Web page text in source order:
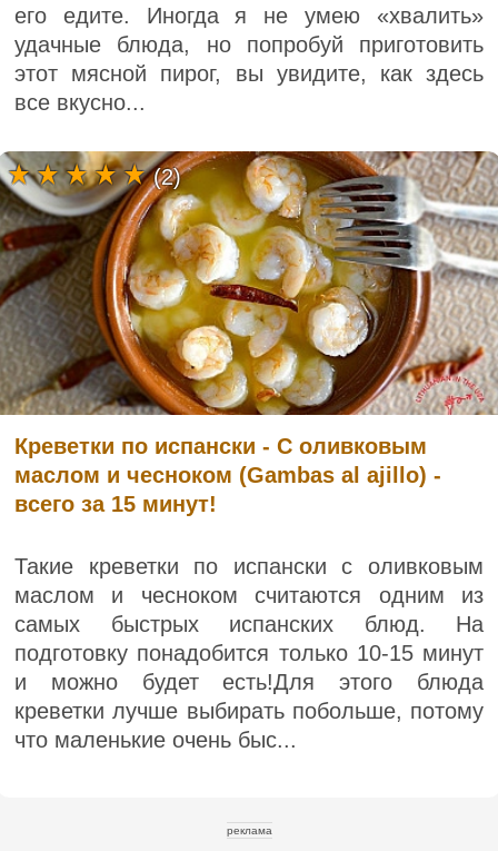
его едите. Иногда я не умею «хвалить»
удачные блюда, но попробуй приготовить
этот мясной пирог, вы увидите, как здесь
все вкусно...
Креветки по испански - С оливковым
маслом и чесноком (Gambas al ajillo) -
всего за 15 минут!
Такие креветки по испански с оливковым
маслом и чесноком считаются одним из
самых быстрых испанских блюд. На
подготовку понадобится только 10-15 минут
и можно будет есть!Для этого блюда
креветки лучше выбирать побольше, потому
что маленькие очень быс...
(2)
реклама